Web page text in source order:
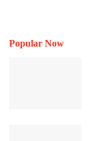
Popular Now